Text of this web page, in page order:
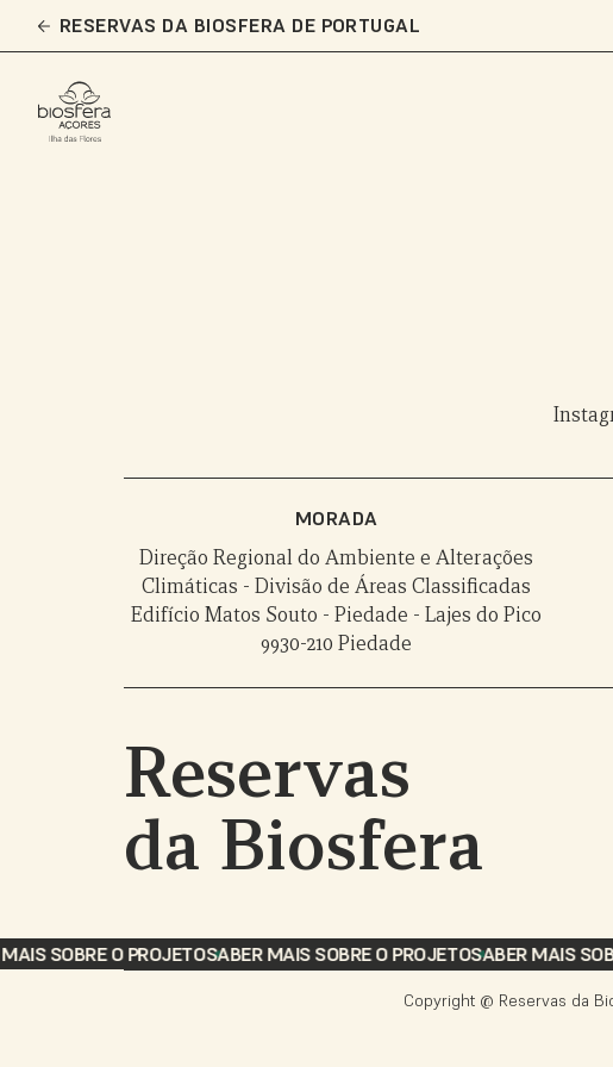
content
RESERVAS DA BIOSFERA DE PORTUGAL
MORADA
Direção Regional do Ambiente e Alterações
Climáticas - Divisão de Áreas Classificadas
Edifício Matos Souto - Piedade - Lajes do Pico
9930-210 Piedade
Reservas
da Biosfera
SOBRE O PROJETOSABER MAIS SOBRE O PROJETOSABER MAIS
Copyright @ Reservas da